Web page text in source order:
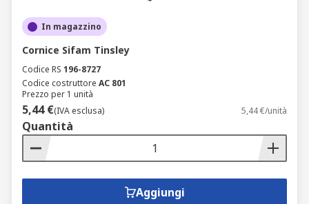
In magazzino
Cornice Sifam Tinsley
Codice RS 196-8727
Codice costruttore AC 801
Prezzo per 1 unità
5,44 €(IVA esclusa) 5,44 €/unità
Quantità
Aggiungi